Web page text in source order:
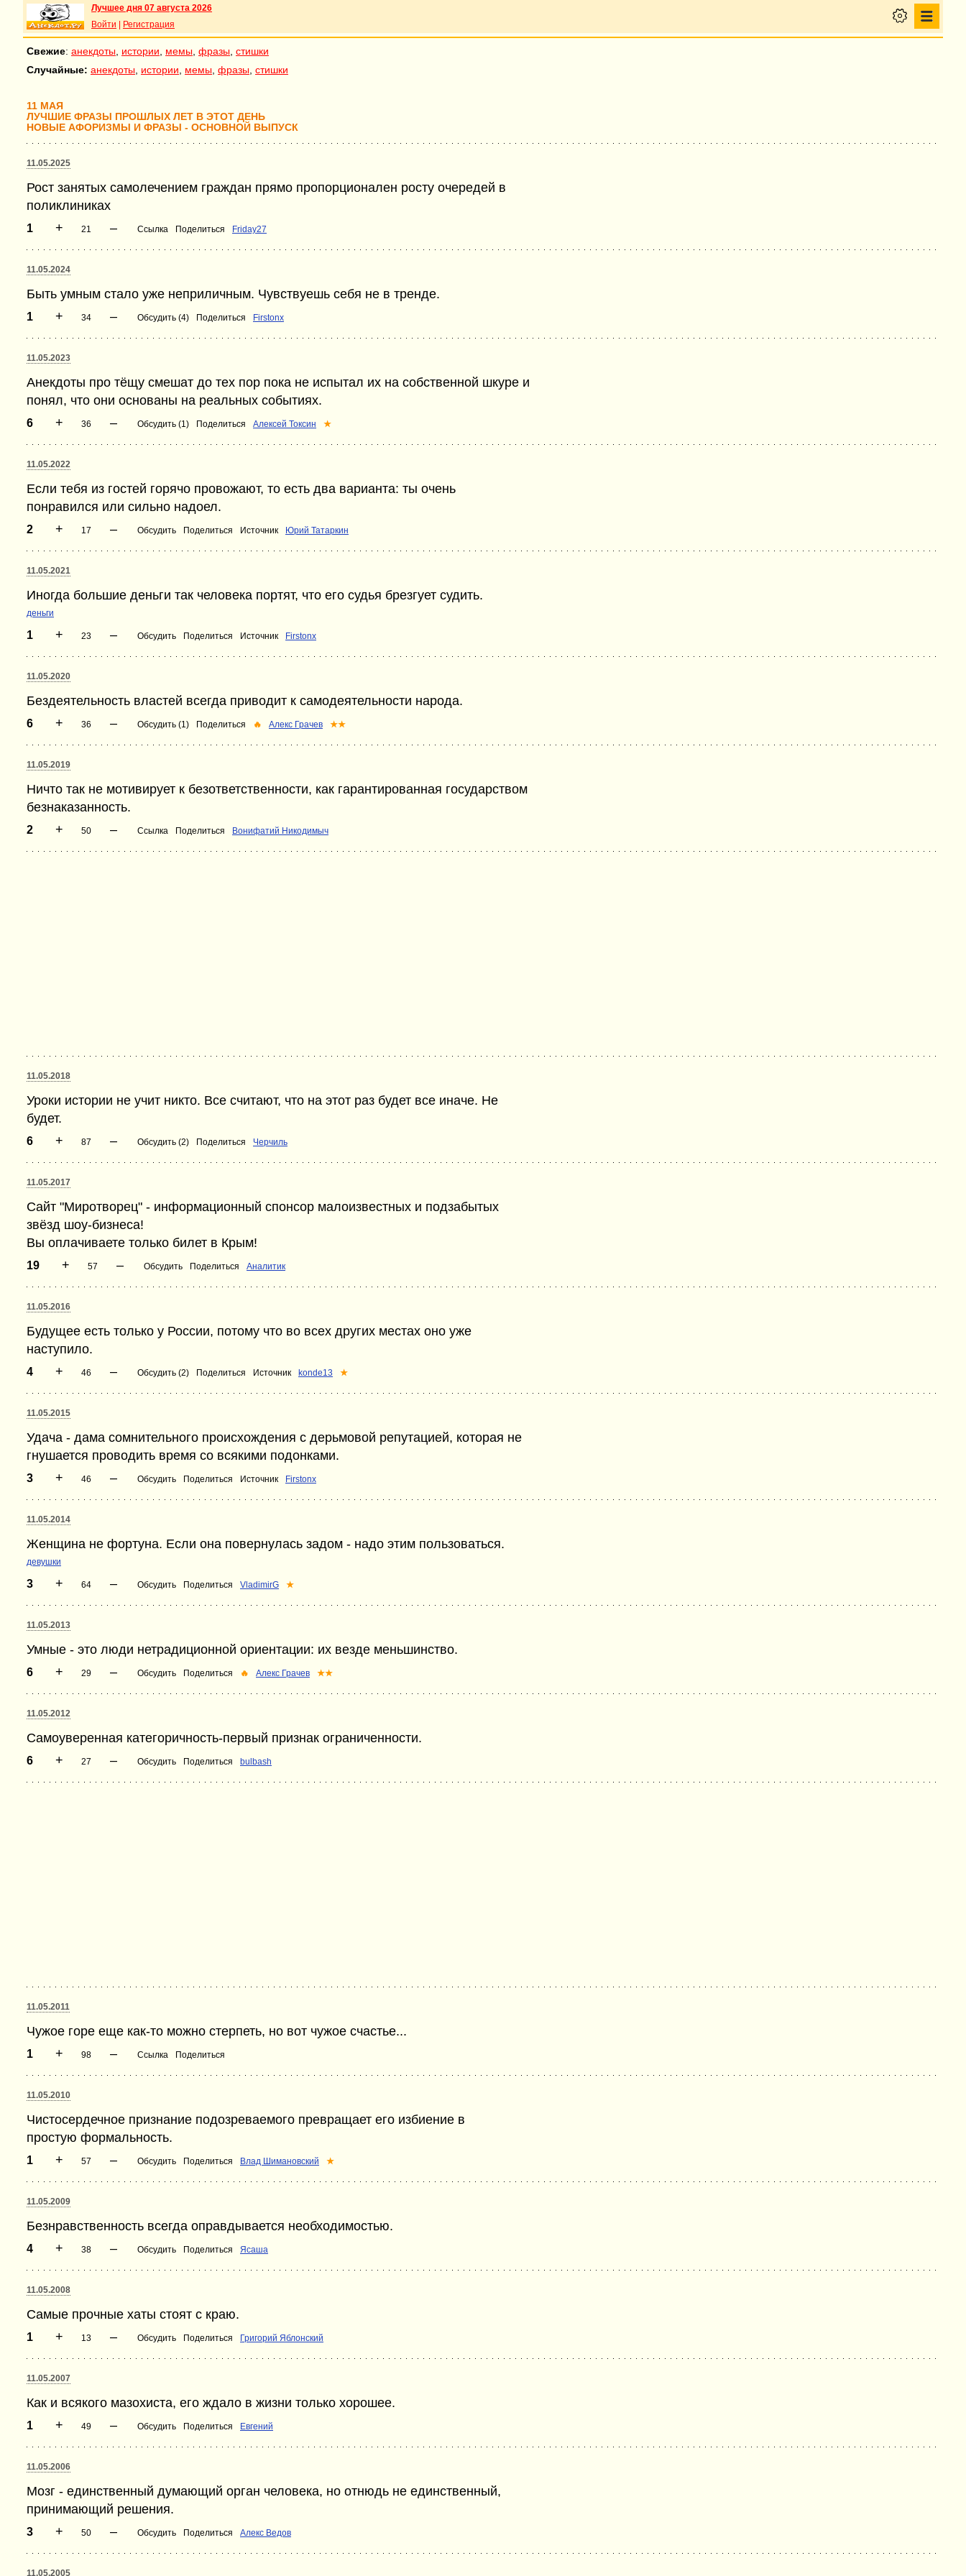
Лучшее дня 07 августа 2026
Войти
Регистрация
Свежие: анекдоты истории мемы фразы стишки
Случайные: анекдоты истории мемы фразы стишки
11 МАЯ
ЛУЧШИЕ ФРАЗЫ ПРОШЛЫХ ЛЕТ В ЭТОТ ДЕНЬ
НОВЫЕ АФОРИЗМЫ И ФРАЗЫ - ОСНОВНОЙ ВЫПУСК
11.05.2025
Рост занятых самолечением граждан прямо пропорционален росту очередей в
поликлиниках
1 + 21 – Ссылка Поделиться Friday27
11.05.2024
Быть умным стало уже неприличным. Чувствуешь себя не в тренде.
1 + 34 – Обсудить (4) Поделиться Firstonx
11.05.2023
Анекдоты про тёщу смешат до тех пор пока не испытал их на собственной шкуре и
понял, что они основаны на реальных событиях.
6 + 36 – Обсудить (1) Поделиться Алексей Токсин ★
11.05.2022
Если тебя из гостей горячо провожают, то есть два варианта: ты очень
понравился или сильно надоел.
2 + 17 – Обсудить Поделиться Источник Юрий Татаркин
11.05.2021
Иногда большие деньги так человека портят, что его судья брезгует судить.
деньги
1 + 23 – Обсудить Поделиться Источник Firstonx
11.05.2020
Бездеятельность властей всегда приводит к самодеятельности народа.
6 + 36 – Обсудить (1) Поделиться 🔥 Алекс Грачев ★★
11.05.2019
Ничто так не мотивирует к безответственности, как гарантированная государством
безнаказанность.
2 + 50 – Ссылка Поделиться Вонифатий Никодимыч
11.05.2018
Уроки истории не учит никто. Все считают, что на этот раз будет все иначе. Не
будет.
6 + 87 – Обсудить (2) Поделиться Черчиль
11.05.2017
Сайт "Миротворец" - информационный спонсор малоизвестных и подзабытых
звёзд шоу-бизнеса!
Вы оплачиваете только билет в Крым!
19 + 57 – Обсудить Поделиться Аналитик
11.05.2016
Будущее есть только у России, потому что во всех других местах оно уже
наступило.
4 + 46 – Обсудить (2) Поделиться Источник konde13 ★
11.05.2015
Удача - дама сомнительного происхождения с дерьмовой репутацией, которая не
гнушается проводить время со всякими подонками.
3 + 46 – Обсудить Поделиться Источник Firstonx
11.05.2014
Женщина не фортуна. Если она повернулась задом - надо этим пользоваться.
девушки
3 + 64 – Обсудить Поделиться VladimirG ★
11.05.2013
Умные - это люди нетрадиционной ориентации: их везде меньшинство.
6 + 29 – Обсудить Поделиться 🔥 Алекс Грачев ★★
11.05.2012
Самоуверенная категоричность-первый признак ограниченности.
6 + 27 – Обсудить Поделиться bulbash
11.05.2011
Чужое горе еще как-то можно стерпеть, но вот чужое счастье...
1 + 98 – Ссылка Поделиться
11.05.2010
Чистосердечное признание подозреваемого превращает его избиение в
простую формальность.
1 + 57 – Обсудить Поделиться Влад Шимановский ★
11.05.2009
Безнравственность всегда оправдывается необходимостью.
4 + 38 – Обсудить Поделиться Ясаша
11.05.2008
Самые прочные хаты стоят с краю.
1 + 13 – Обсудить Поделиться Григорий Яблонский
11.05.2007
Как и всякого мазохиста, его ждало в жизни только хорошее.
1 + 49 – Обсудить Поделиться Евгений
11.05.2006
Мозг - единственный думающий орган человека, но отнюдь не единственный,
принимающий решения.
3 + 50 – Обсудить Поделиться Алекс Ведов
11.05.2005